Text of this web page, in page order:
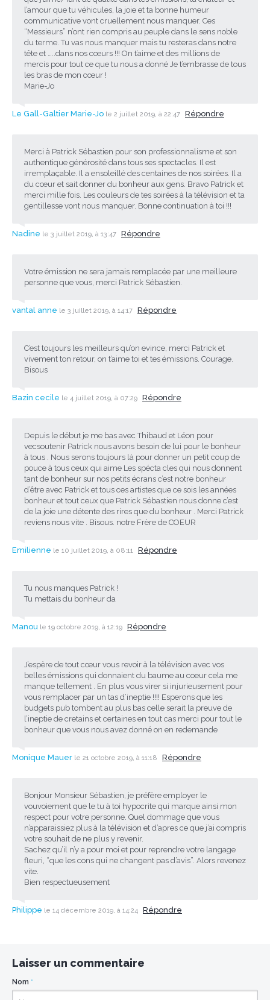
l’amour que tu véhicules, la joie et ta bonne humeur
communicative vont cruellement nous manquer. Ces
“Messieurs” n’ont rien compris au peuple dans le sens noble
du terme. Tu vas nous manquer mais tu resteras dans notre
tête et …..dans nos cœurs !!! On t’aime et des millions de
mercis pour tout ce que tu nous a donné Je t’embrasse de tous
les bras de mon cœur !
Marie-Jo
Le Gall-Galtier Marie-Jo le 2 juillet 2019, à 22:47 Répondre
Merci à Patrick Sébastien pour son professionnalisme et son
authentique générosité dans tous ses spectacles. Il est
irremplaçable. Il a ensoleillé des centaines de nos soirées. Il a
du cœur et sait donner du bonheur aux gens. Bravo Patrick et
merci mille fois. Les couleurs de tes soirées à la télévision et ta
gentillesse vont nous manquer. Bonne continuation à toi !!!
Nadine le 3 juillet 2019, à 13:47 Répondre
Votre émission ne sera jamais remplacée par une meilleure
personne que vous, merci Patrick Sébastien.
vantal anne le 3 juillet 2019, à 14:17 Répondre
C’est toujours les meilleurs qu’on evince, merci Patrick et
vivement ton retour, on t’aime toi et tes émissions. Courage.
Bisous
Bazin cecile le 4 juillet 2019, à 07:29 Répondre
Depuis le début je me bas avec Thibaud et Léon pour
vecsoutenir Patrick nous avons besoin de lui pour le bonheur
à tous . Nous serons toujours là pour donner un petit coup de
pouce à tous ceux qui aime Les spécta cles qui nous donnent
tant de bonheur sur nos petits écrans c’est notre bonheur
d’être avec Patrick et tous ces artistes que ce sois les années
bonheur et tout ceux que Patrick Sébastien nous donne c’est
de la joie une détente des rires que du bonheur . Merci Patrick
reviens nous vite . Bisous. notre Frère de COEUR
Emilienne le 10 juillet 2019, à 08:11 Répondre
Tu nous manques Patrick !
Tu mettais du bonheur da
Manou le 19 octobre 2019, à 12:19 Répondre
J’espère de tout cœur vous revoir à la télévision avec vos
belles émissions qui donnaient du baume au coeur cela me
manque tellement . En plus vous virer si injurieusement pour
vous remplacer par un tas d’ineptie !!!! Esperons que les
budgets pub tombent au plus bas celle serait la preuve de
l’ineptie de cretains et certaines en tout cas merci pour tout le
bonheur que vous nous avez donné on en redemande
Monique Mauer le 21 octobre 2019, à 11:18 Répondre
Bonjour Monsieur Sébastien, je préfère employer le
vouvoiement que le tu à toi hypocrite qui marque ainsi mon
respect pour votre personne. Quel dommage que vous
n’apparaissiez plus à la télévision et d’apres ce que j’ai compris
votre souhait de ne plus y revenir.
Sachez qu’il n’y a pour moi et pour reprendre votre langage
fleuri, “que les cons qui ne changent pas d’avis”. Alors revenez
vite.
Bien respectueusement
Philippe le 14 décembre 2019, à 14:24 Répondre
Laisser un commentaire
Nom *